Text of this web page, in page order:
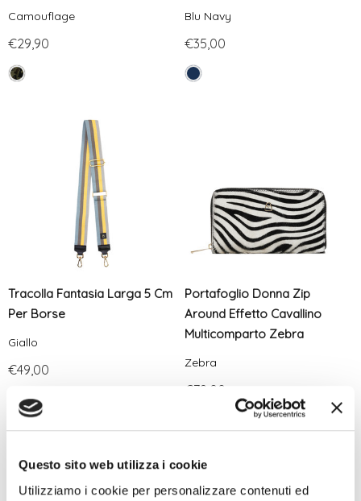
Questo sito web utilizza i cookie
Utilizziamo i cookie per personalizzare contenuti ed
Camouflage
€29,90
Blu Navy
€35,00
Tracolla Fantasia Larga 5 Cm
Per Borse
Giallo
€49,00
Portafoglio Donna Zip
Around Effetto Cavallino
Multicomparto Zebra
Zebra
€79,00